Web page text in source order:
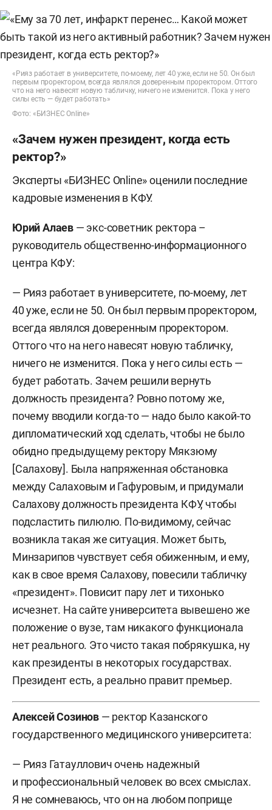
Ленина.
1984–1985 — ассистент кафедры научного
коммунизма исторического факультета
Казанского государственного университета им.
1985–1987 — старший преподаватель кафедры
научного коммунизма исторического
университета им. Ульянова-Ленина.
Казанского государственного университета им.
Ульянова-Ленина.
коммунизма исторического факультета
Казанского государственного университета им.
Ульянова-Ленина.
1995–2003 — начальник учебного отдела
Казанского государственного университета им.
Ульянова-Ленина.
2003–2005 — проректор – начальник управления
по подготовке 200-летия университета
Казанского государственного университета им.
Ульянова-Ленина.
2005–2007 — проректор – начальник управления
по непрерывному образованию Казанского
государственного университета им. Ульянова-
2007–2010 — проректор по общим вопросам
и непрерывному образованию Казанского
государственного университета им. Ульянова-
Ленина.
2010–2015 — проректор по образовательной
(Приволжский) федеральный университет».
проректор ФГАОУ ВО «Казанский (Приволжский)
федеральный университет», главный советник
при ректорате.
«Рияз работает в университете, по-моему, лет 40 уже, если не 50. Он был
первым проректором, всегда являлся доверенным проректором. Оттого
что на него навесят новую табличку, ничего не изменится. Пока у него
силы есть — будет работать»
Фото: «БИЗНЕС Online»
«Зачем нужен президент, когда есть
ректор?»
Эксперты «БИЗНЕС Online» оценили последние
кадровые изменения в КФУ.
Юрий Алаев — экс-советник ректора –
руководитель общественно-информационного
центра КФУ:
— Рияз работает в университете, по-моему, лет
40 уже, если не 50. Он был первым проректором,
всегда являлся доверенным проректором.
Оттого что на него навесят новую табличку,
ничего не изменится. Пока у него силы есть —
будет работать. Зачем решили вернуть
должность президента? Ровно потому же,
почему вводили когда-то — надо было какой-то
дипломатический ход сделать, чтобы не было
обидно предыдущему ректору Мякзюму
[Салахову]. Была напряженная обстановка
между Салаховым и Гафуровым, и придумали
Салахову должность президента КФУ, чтобы
подсластить пилюлю. По-видимому, сейчас
возникла такая же ситуация. Может быть,
Минзарипов чувствует себя обиженным, и ему,
как в свое время Салахову, повесили табличку
«президент». Повисит пару лет и тихонько
исчезнет. На сайте университета вывешено же
положение о вузе, там никакого функционала
нет реального. Это чисто такая побрякушка, ну
как президенты в некоторых государствах.
Президент есть, а реально правит премьер.
Алексей Созинов — ректор Казанского
государственного медицинского университета:
— Рияз Гатауллович очень надежный
и профессиональный человек во всех смыслах.
Я не сомневаюсь, что он на любом поприще